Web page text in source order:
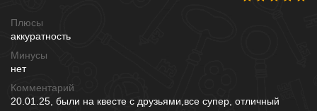
Плюсы
аккуратность
Минусы
нет
Комментарий
20.01.25, были на квесте с друзьями,все супер, отличный